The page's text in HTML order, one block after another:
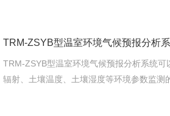
TRM-ZSYB型温室环境气候预报分析
TRM-ZSYB型温室环境气候预报分析系统
辐射、土壤温度、土壤湿度等环境参数监测